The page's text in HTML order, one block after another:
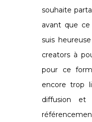
souhaite
avant que
suis
creators à
pour ce
encore trop
diffusion et